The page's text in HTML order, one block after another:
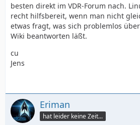
besten direkt im VDR-Forum nach.
recht hilfsbereit, wenn man nicht
etwas fragt, was sich problemlos
Wiki beantworten läßt.
cu
Jens
Eriman
hat leider keine Zeit...